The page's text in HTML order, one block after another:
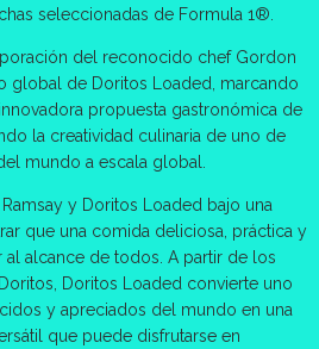
seleccionadas de Formula 1®.
del reconocido chef Gordon
global de Doritos Loaded, marcando
propuesta gastronómica de
la creatividad culinaria de uno de
mundo a escala global.
y Doritos Loaded bajo una
que una comida deliciosa, práctica y
alcance de todos. A partir de los
Doritos Loaded convierte uno
y apreciados del mundo en una
que puede disfrutarse en